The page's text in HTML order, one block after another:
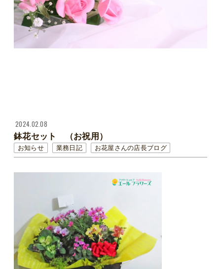
2024.02.08
鉢花セット （お祝用）
お知らせ 業務日記 お花屋さんの店長ブログ